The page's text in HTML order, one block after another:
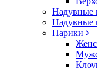
Надувные
Надувные
Парики